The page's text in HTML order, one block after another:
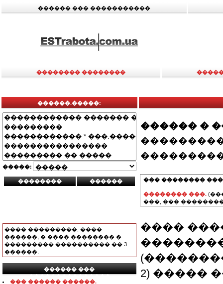
������ ��� �����������
�������� ��������
������.�����:
�����:
���� ���������, ����
������, � ���� �������� �
��������� ���������� �� 3
������.
������ ���
���������������
��� ������ ������.
������ �
��� ��������
�������� ���.
���, ���
����
2) �����